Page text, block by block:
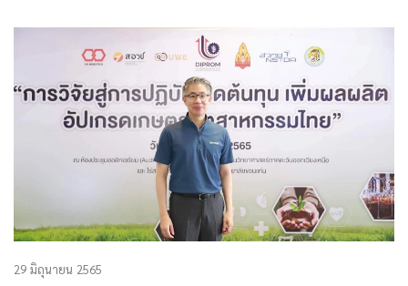
บริหารและผู้ปฏิบัติหน้าที่ของกระทรวงอุตสาหกรรม
29 มิถุนายน 2565